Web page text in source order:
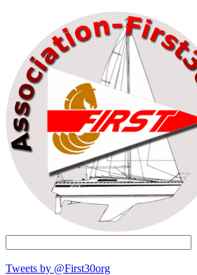
Tweets by @First30org